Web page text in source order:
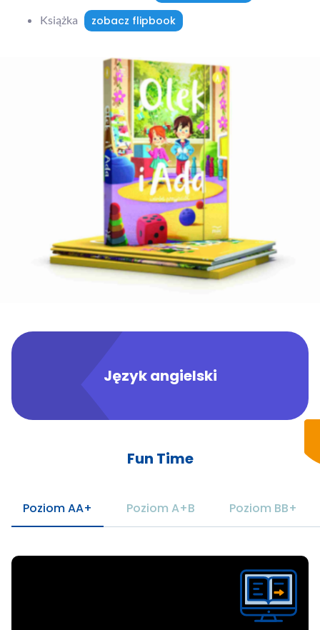
Książka zobacz flipbook
Język angielski
Fun Time
Poziom AA+ Poziom A+B Poziom BB+